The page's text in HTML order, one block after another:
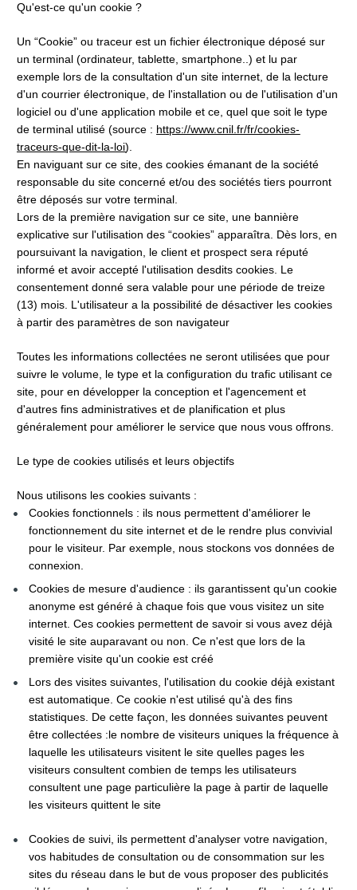
Qu'est-ce qu'un cookie ?
Un “Cookie” ou traceur est un fichier électronique déposé sur
un terminal (ordinateur, tablette, smartphone..) et lu par
exemple lors de la consultation d'un site internet, de la lecture
d'un courrier électronique, de l'installation ou de l'utilisation d'un
logiciel ou d'une application mobile et ce, quel que soit le type
de terminal utilisé (source : https://www.cnil.fr/fr/cookies-
traceurs-que-dit-la-loi).
En naviguant sur ce site, des cookies émanant de la société
responsable du site concerné et/ou des sociétés tiers pourront
être déposés sur votre terminal.
Lors de la première navigation sur ce site, une bannière
explicative sur l'utilisation des “cookies” apparaîtra. Dès lors, en
poursuivant la navigation, le client et prospect sera réputé
informé et avoir accepté l'utilisation desdits cookies. Le
consentement donné sera valable pour une période de treize
(13) mois. L'utilisateur a la possibilité de désactiver les cookies
à partir des paramètres de son navigateur
Toutes les informations collectées ne seront utilisées que pour
suivre le volume, le type et la configuration du trafic utilisant ce
site, pour en développer la conception et l'agencement et
d'autres fins administratives et de planification et plus
généralement pour améliorer le service que nous vous offrons.
Le type de cookies utilisés et leurs objectifs
Nous utilisons les cookies suivants :
Cookies fonctionnels : ils nous permettent d'améliorer le
fonctionnement du site internet et de le rendre plus convivial
pour le visiteur. Par exemple, nous stockons vos données de
connexion.
Cookies de mesure d'audience : ils garantissent qu'un cookie
anonyme est généré à chaque fois que vous visitez un site
internet. Ces cookies permettent de savoir si vous avez déjà
visité le site auparavant ou non. Ce n'est que lors de la
première visite qu'un cookie est créé
Lors des visites suivantes, l'utilisation du cookie déjà existant
est automatique. Ce cookie n'est utilisé qu'à des fins
statistiques. De cette façon, les données suivantes peuvent
être collectées :le nombre de visiteurs uniques la fréquence à
laquelle les utilisateurs visitent le site quelles pages les
visiteurs consultent combien de temps les utilisateurs
consultent une page particulière la page à partir de laquelle
les visiteurs quittent le site
Cookies de suivi, ils permettent d'analyser votre navigation,
vos habitudes de consultation ou de consommation sur les
sites du réseau dans le but de vous proposer des publicités